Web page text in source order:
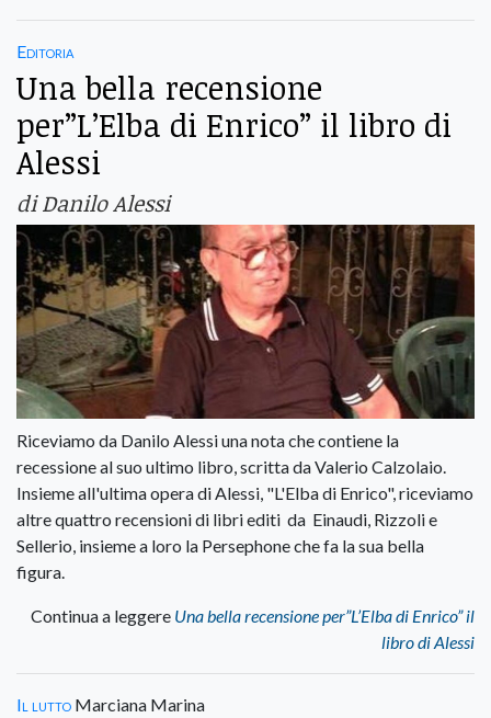
Editoria
Una bella recensione
per”L’Elba di Enrico” il libro di
Alessi
di Danilo Alessi
Riceviamo da Danilo Alessi una nota che contiene la
recessione al suo ultimo libro, scritta da Valerio Calzolaio.
Insieme all'ultima opera di Alessi, "L'Elba di Enrico", riceviamo
altre quattro recensioni di libri editi da Einaudi, Rizzoli e
Sellerio, insieme a loro la Persephone che fa la sua bella
figura.
Continua a leggere Una bella recensione per”L’Elba di Enrico” il
libro di Alessi
Il lutto Marciana Marina